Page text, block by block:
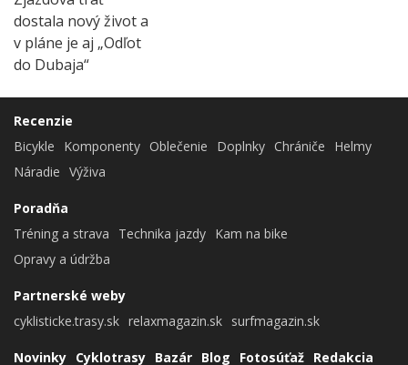
Recenzie
Bicykle
Komponenty Oblečenie Doplnky Chrániče
Helmy
Náradie Výživa
Poradňa
Tréning a strava
Technika jazdy Kam na bike
Opravy a údržba
Partnerské weby
cyklisticke.trasy.sk relaxmagazin.sk surfmagazin.sk
Novinky Cyklotrasy Bazár Blog Fotosúťaž Redakcia